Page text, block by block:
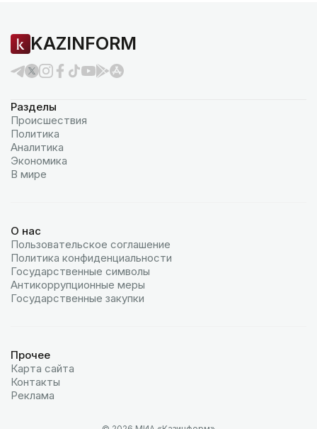
KAZINFORM
Разделы
Происшествия
Политика
Аналитика
Экономика
В мире
О нас
Пользовательское соглашение
Политика конфиденциальности
Государственные символы
Антикоррупционные меры
Государственные закупки
Прочее
Карта сайта
Контакты
Реклама